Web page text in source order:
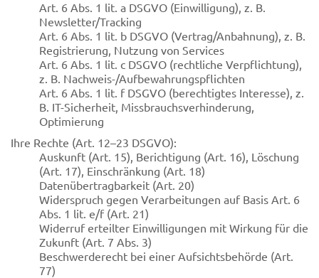
Art. 6 Abs. 1 lit. a DSGVO (Einwilligung), z. B.
Newsletter/Tracking
Art. 6 Abs. 1 lit. b DSGVO (Vertrag/Anbahnung), z. B.
Registrierung, Nutzung von Services
Art. 6 Abs. 1 lit. c DSGVO (rechtliche Verpflichtung),
z. B. Nachweis-/Aufbewahrungspflichten
Art. 6 Abs. 1 lit. f DSGVO (berechtigtes Interesse), z.
B. IT-Sicherheit, Missbrauchsverhinderung,
Optimierung
Ihre Rechte (Art. 12–23 DSGVO):
Auskunft (Art. 15), Berichtigung (Art. 16), Löschung
(Art. 17), Einschränkung (Art. 18)
Datenübertragbarkeit (Art. 20)
Widerspruch gegen Verarbeitungen auf Basis Art. 6
Abs. 1 lit. e/f (Art. 21)
Widerruf erteilter Einwilligungen mit Wirkung für die
Zukunft (Art. 7 Abs. 3)
Beschwerderecht bei einer Aufsichtsbehörde (Art.
77)